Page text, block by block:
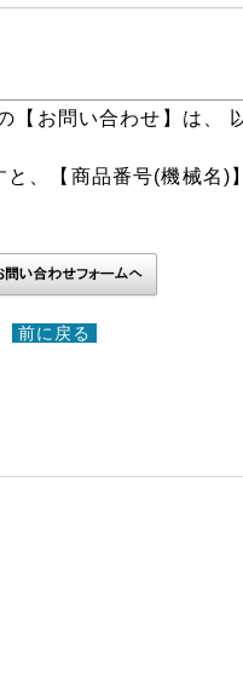
【お問い合わせ】は、
、【商品番号(機械名)
前に戻る